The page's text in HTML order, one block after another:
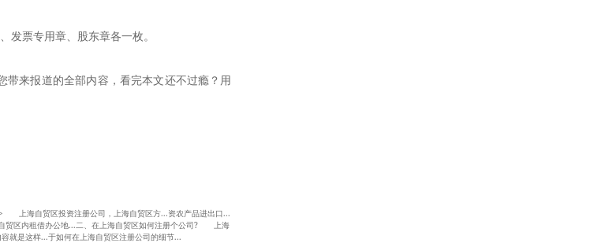
票专用章、股东章各一枚。
来报道的全部内容，看完本文还不过瘾？用
上海自贸区投资注册公司，上海自贸区方...资农产品进出口...
区内租借办公地...二、在上海自贸区如何注册个公司? 上海
就是这样...于如何在上海自贸区注册公司的细节...